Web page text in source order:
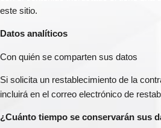
este sitio.
Datos analíticos
Con quién se comparten sus datos
Si solicita un restablecimiento de la
incluirá en el correo electrónico de
¿Cuánto tiempo se conservarán sus